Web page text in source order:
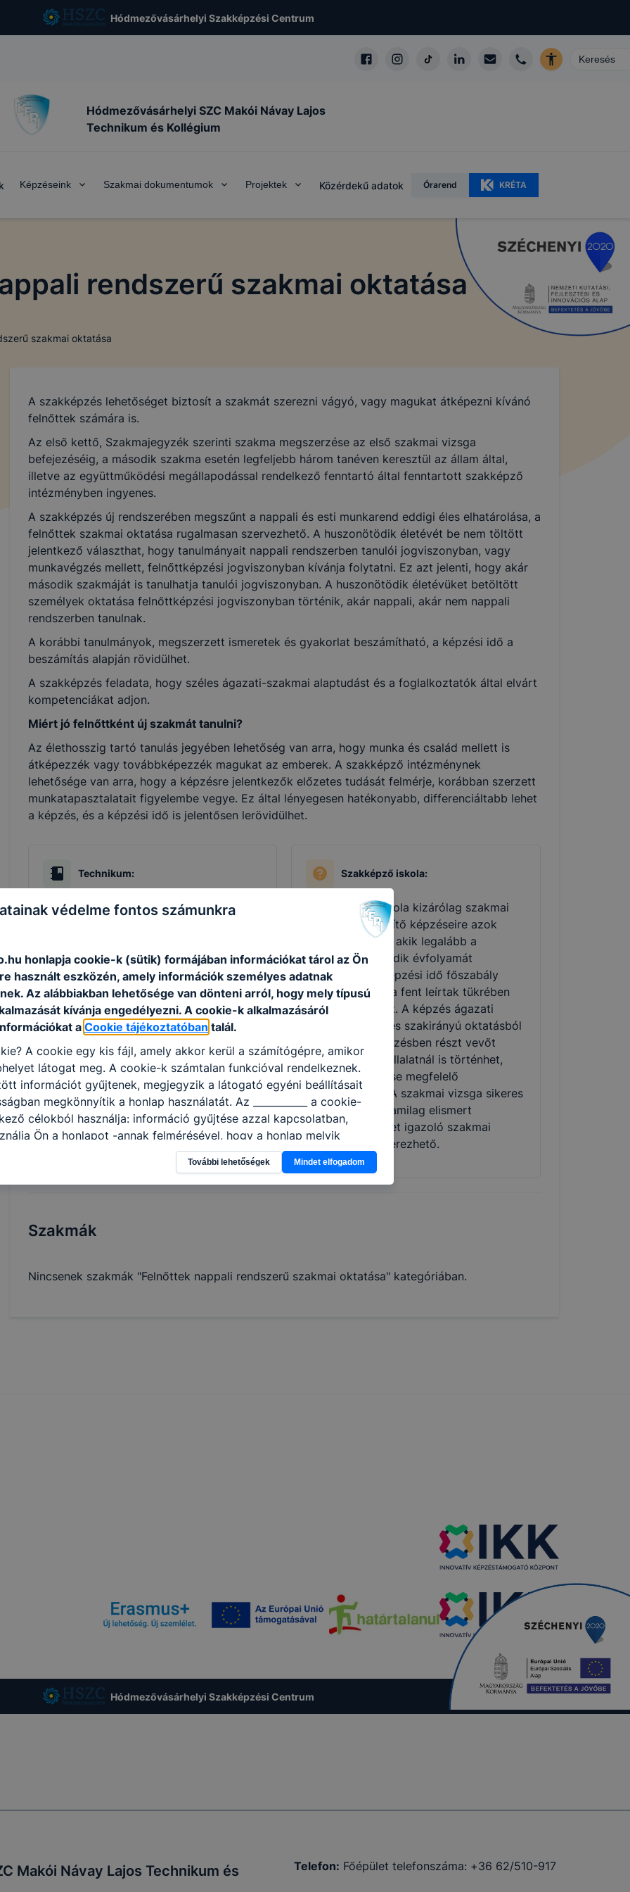
Hódmezővásárhelyi Szakképzési Centrum
Hódmezővásárhelyi SZC Makói Návay Lajos
Technikum és Kollégium
Képzéseink Szakmai dokumentumok Projektek Közérdekű adatok Órarend KRÉTA
rendszerű szakmai oktatása
szakmai oktatása
A szakképzés lehetőséget biztosít a szakmát szerezni vágyó, vagy magukat átképezni kívánó
felnőttek számára is.
Az első kettő, Szakmajegyzék szerinti szakma megszerzése az első szakmai vizsga
befejezéséig, a második szakma esetén legfeljebb három tanéven keresztül az állam által,
illetve az együttműködési megállapodással rendelkező fenntartó által fenntartott szakképző
intézményben ingyenes.
A szakképzés új rendszerében megszűnt a nappali és esti munkarend eddigi éles elhatárolása, a
felnőttek szakmai oktatása rugalmasan szervezhető. A huszonötödik életévét be nem töltött
jelentkező választhat, hogy tanulmányait nappali rendszerben tanulói jogviszonyban, vagy
munkavégzés mellett, felnőttképzési jogviszonyban kívánja folytatni. Ez azt jelenti, hogy akár
második szakmáját is tanulhatja tanulói jogviszonyban. A huszonötödik életévüket betöltött
személyek oktatása felnőttképzési jogviszonyban történik, akár nappali, akár nem nappali
rendszerben tanulnak.
A korábbi tanulmányok, megszerzett ismeretek és gyakorlat beszámítható, a képzési idő a
beszámítás alapján rövidülhet.
A szakképzés feladata, hogy széles ágazati-szakmai alaptudást és a foglalkoztatók által elvárt
kompetenciákat adjon.
Miért jó felnőttként új szakmát tanulni?
Az élethosszig tartó tanulás jegyében lehetőség van arra, hogy munka és család mellett is
átképezzék vagy továbbképezzék magukat az emberek. A szakképző intézménynek
lehetősége van arra, hogy a képzésre jelentkezők előzetes tudását felmérje, korábban szerzett
munkatapasztalatait figyelembe vegye. Ez által lényegesen hatékonyabb, differenciáltabb lehet
a képzés, és a képzési idő is jelentősen lerövidülhet.
Technikum:
A technikum kizárólag szakmai vizsgára
képzési idő főszabály szerint 2 év, de a
fent leírtak szerint rövidebb is lehet. A
képzés ágazati alapoktatásból és
szakirányú oktatásból áll. Utóbbi a
képzésben részt vevőt foglalkoztató
vállalatnál is történhet,
munkaszerződése megfelelő
módosításával. A szakmai vizsga sikeres
teljesítésével államilag elismert
szakképzettséget igazoló oklevelet
szerezhet a tanuló, illetve a képzésben
részt vevő.
Szakképző iskola:
A szakképző iskola kizárólag szakmai
vizsgára felkészítő képzéseire azok
jelentkezhetnek, akik legalább a
középiskola tizedik évfolyamát
elvégezték. A képzési idő főszabály
szerint 2 év, de a fent leírtak tükrében
rövidebb is lehet. A képzés ágazati
alapoktatásból és szakirányú oktatásból
áll. Utóbbi a képzésben részt vevőt
foglalkoztató vállalatnál is történhet,
munkaszerződése megfelelő
módosításával. A szakmai vizsga sikeres
teljesítésével államilag elismert
szakképzettséget igazoló szakmai
bizonyítvány szerezhető.
Szakmák
Nincsenek szakmák "Felnőttek nappali rendszerű szakmai oktatása" kategóriában.
Hódmezővásárhelyi Szakképzési Centrum
Makói Návay Lajos Technikum és
Telefon: Főépület telefonszáma: +36 62/510-917
védelme fontos számunkra
honlapja cookie-k (sütik) formájában információkat tárol az Ön
használt eszközén, amely információk személyes adatnak
Az alábbiakban lehetősége van dönteni arról, hogy mely típusú
kívánja engedélyezni. A cookie-k alkalmazásáról
a Cookie tájékoztatóban talál.
A cookie egy kis fájl, amely akkor kerül a számítógépre, amikor
látogat meg. A cookie-k számtalan funkcióval rendelkeznek.
információt gyűjtenek, megjegyzik a látogató egyéni beállításait
megkönnyítik a honlap használatát. Az ___________ a cookie-
célokból használja: információ gyűjtése azzal kapcsolatban,
Ön a honlapot -annak felmérésével, hogy a honlap melyik
vagy használja leginkább, így megtudhatjuk, hogyan
Önnek még jobb felhasználói élményt, ha ismét meglátogatja
fejlesztése. Hogyan ellenőrizheti és hogyan tudja kikapcsolni a
de ezek általában megváltoztathatók. Felhívjuk figyelmét, hogy
vagy lehetővé tétele, a cookie-k alkalmazásának
vagy törlése által előfordulhat, hogy felhasználóink nem
További lehetőségek Mindet elfogadom